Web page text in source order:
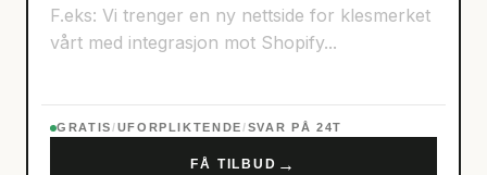
GRATIS/UFORPLIKTENDE/SVAR PÅ 24T
FÅ TILBUD →